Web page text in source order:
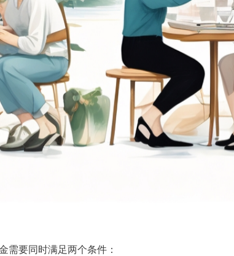
需要同时满足两个条件：